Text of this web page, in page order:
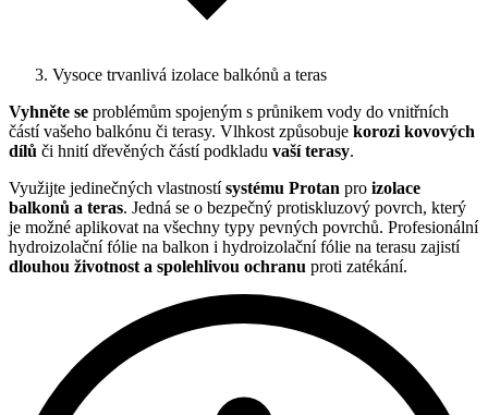
Vysoce trvanlivá izolace balkónů a teras
Vyhněte se problémům spojeným s průnikem vody do vnitřních
částí vašeho balkónu či terasy. Vlhkost způsobuje korozi kovových
dílů či hnití dřevěných částí podkladu vaší terasy.
Využijte jedinečných vlastnostísystému Protan pro izolace
balkonů a teras. Jedná se o bezpečný protiskluzový povrch, který
je možné aplikovat na všechny typy pevných povrchů. Profesionální
hydroizolační fólie na balkon i hydroizolační fólie na terasu zajistí
dlouhou životnost a spolehlivou ochranu proti zatékání.